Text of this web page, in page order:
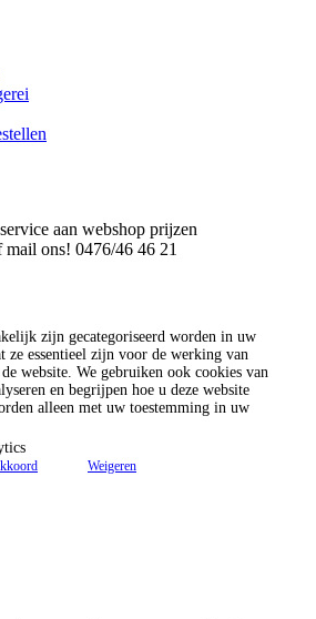
mail ons! 0476/46 46 21
zijn gecategoriseerd worden in uw
ze essentieel zijn voor de werking van
website. We gebruiken ook cookies van
en begrijpen hoe u deze website
alleen met uw toestemming in uw
Weigeren